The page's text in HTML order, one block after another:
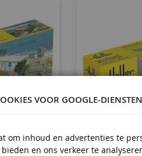
SCHAAL
VOOR GOOGLE-DIENSTEN
om inhoud en advertenties te
en ons verkeer te